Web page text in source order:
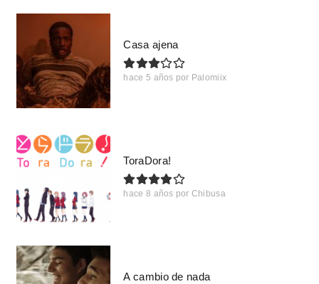
Casa ajena
hace 5 años por Palomiix
ToraDora!
hace 8 años por Chibusa
A cambio de nada